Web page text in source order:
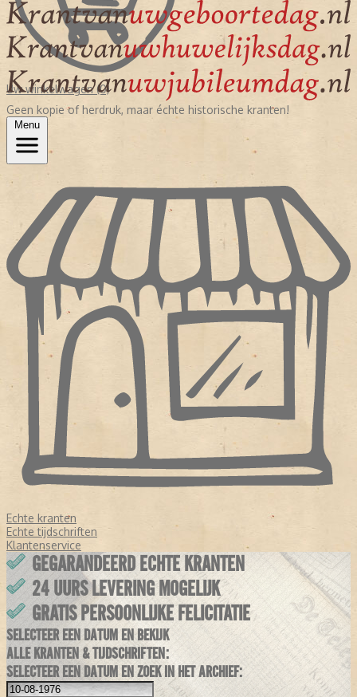
Uw winkelwagen (0)
Geen kopie of herdruk, maar échte historische kranten!
Menu
Echte kranten
Echte tijdschriften
Klantenservice
GEGARANDEERD ECHTE KRANTEN
24 UURS LEVERING MOGELIJK
GRATIS PERSOONLIJKE FELICITATIE
SELECTEER EEN DATUM EN BEKIJK
ALLE KRANTEN & TIJDSCHRIFTEN:
SELECTEER EEN DATUM EN ZOEK IN HET ARCHIEF: